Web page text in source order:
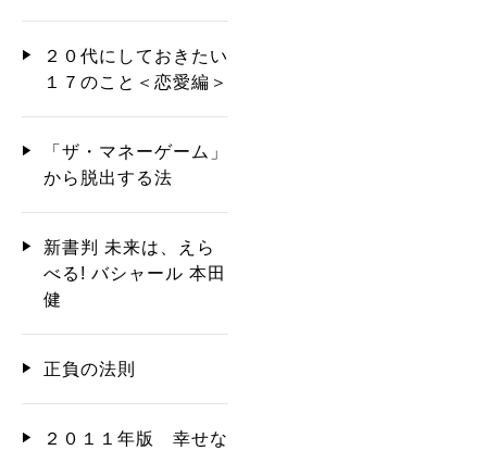
２０代にしておきたい
１７のこと＜恋愛編＞
「ザ・マネーゲーム」
から脱出する法
新書判 未来は、えら
べる! バシャール 本田
健
正負の法則
２０１１年版 幸せな